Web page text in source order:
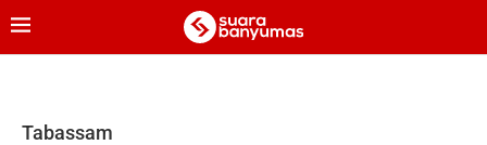
Tabassam